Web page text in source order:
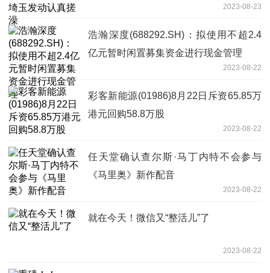
2023-08-23
浩瀚深度(688292.SH)：拟使用不超2.4
亿元暂时闲置募集资金进行现金管理
2023-08-22
彩客新能源(01986)8月22日斥资65.85万
港元回购58.8万股
2023-08-22
任天堂确认查尔斯·马丁内特不会参与
《马里奥》新作配音
2023-08-22
就在今天！微信又“整活儿”了
2023-08-22